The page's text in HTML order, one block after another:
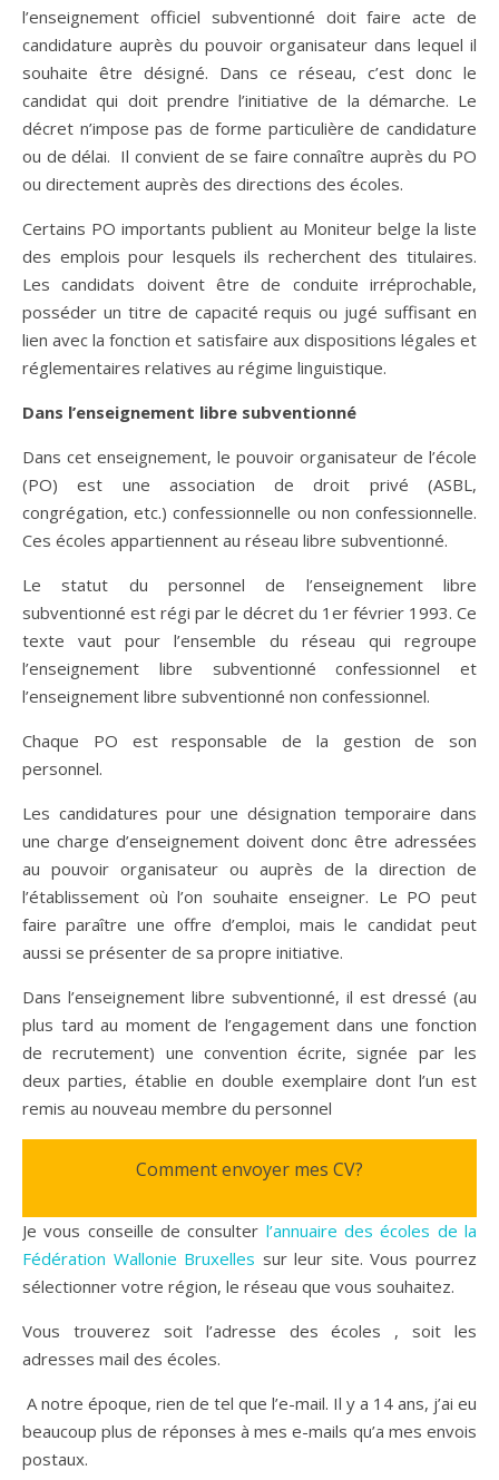
l’enseignement officiel subventionné doit faire acte de
candidature auprès du pouvoir organisateur dans lequel il
souhaite être désigné. Dans ce réseau, c’est donc le
candidat qui doit prendre l’initiative de la démarche. Le
décret n’impose pas de forme particulière de candidature
ou de délai. Il convient de se faire connaître auprès du PO
ou directement auprès des directions des écoles.
Certains PO importants publient au Moniteur belge la liste
des emplois pour lesquels ils recherchent des titulaires.
Les candidats doivent être de conduite irréprochable,
posséder un titre de capacité requis ou jugé suffisant en
lien avec la fonction et satisfaire aux dispositions légales et
réglementaires relatives au régime linguistique.
Dans l’enseignement libre subventionné
Dans cet enseignement, le pouvoir organisateur de l’école
(PO) est une association de droit privé (ASBL,
congrégation, etc.) confessionnelle ou non confessionnelle.
Ces écoles appartiennent au réseau libre subventionné.
Le statut du personnel de l’enseignement libre
subventionné est régi par le décret du 1er février 1993. Ce
texte vaut pour l’ensemble du réseau qui regroupe
l’enseignement libre subventionné confessionnel et
l’enseignement libre subventionné non confessionnel.
Chaque PO est responsable de la gestion de son
personnel.
Les candidatures pour une désignation temporaire dans
une charge d’enseignement doivent donc être adressées
au pouvoir organisateur ou auprès de la direction de
l’établissement où l’on souhaite enseigner. Le PO peut
faire paraître une offre d’emploi, mais le candidat peut
aussi se présenter de sa propre initiative.
Dans l’enseignement libre subventionné, il est dressé (au
plus tard au moment de l’engagement dans une fonction
de recrutement) une convention écrite, signée par les
deux parties, établie en double exemplaire dont l’un est
remis au nouveau membre du personnel
Comment envoyer mes CV?
Je vous conseille de consulter l’annuaire des écoles de la
Fédération Wallonie Bruxelles sur leur site. Vous pourrez
sélectionner votre région, le réseau que vous souhaitez.
Vous trouverez soit l’adresse des écoles , soit les
adresses mail des écoles.
A notre époque, rien de tel que l’e-mail. Il y a 14 ans, j’ai eu
beaucoup plus de réponses à mes e-mails qu’a mes envois
postaux.